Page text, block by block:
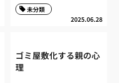
2025.06.28
未分類
ゴミ屋敷化する親の心
理